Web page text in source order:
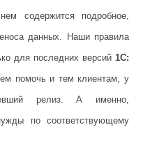
содержится подробное,
данных. Наши правила
для последних версий 1С:
помочь и тем клиентам, у
релиз. А именно,
по соответствующему